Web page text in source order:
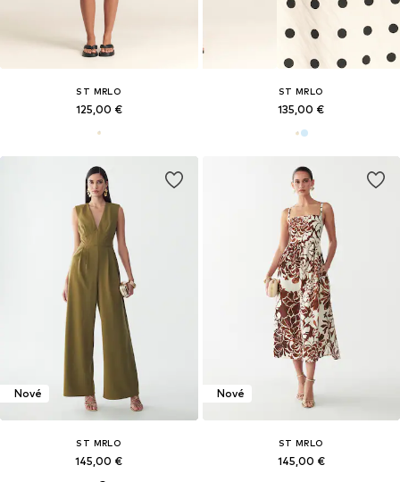
ST MRLO
125,00 €
ST MRLO
135,00 €
Nové
ST MRLO
145,00 €
Nové
ST MRLO
145,00 €